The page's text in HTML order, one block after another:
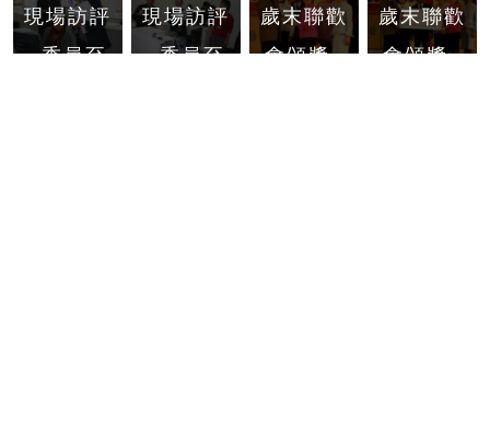
推動
TQM過
務處同仁
視書面資
料
現場訪評
_委員至
現場訪評
_委員至
歲末聯歡
會頒獎_
歲末聯歡
會頒獎_